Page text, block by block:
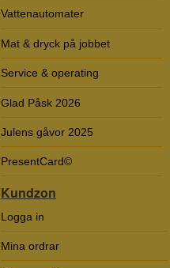
Vattenautomater
Mat & dryck på jobbet
Service & operating
Glad Påsk 2026
Julens gåvor 2025
PresentCard©
Kundzon
Logga in
Mina ordrar